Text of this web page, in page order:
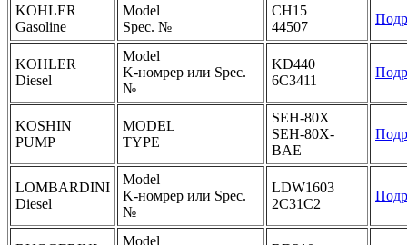
KOHLER
Gasoline
Model
Spec. №
CH15
44507
KOHLER
Diesel
Model
K-номрер или Spec.
№
KD440
6C3411
KOSHIN
PUMP
MODEL
TYPE
SEH-80X
SEH-80X-
BAE
LOMBARDINI
Diesel
Model
K-номрер или Spec.
№
LDW1603
2C31C2
Model